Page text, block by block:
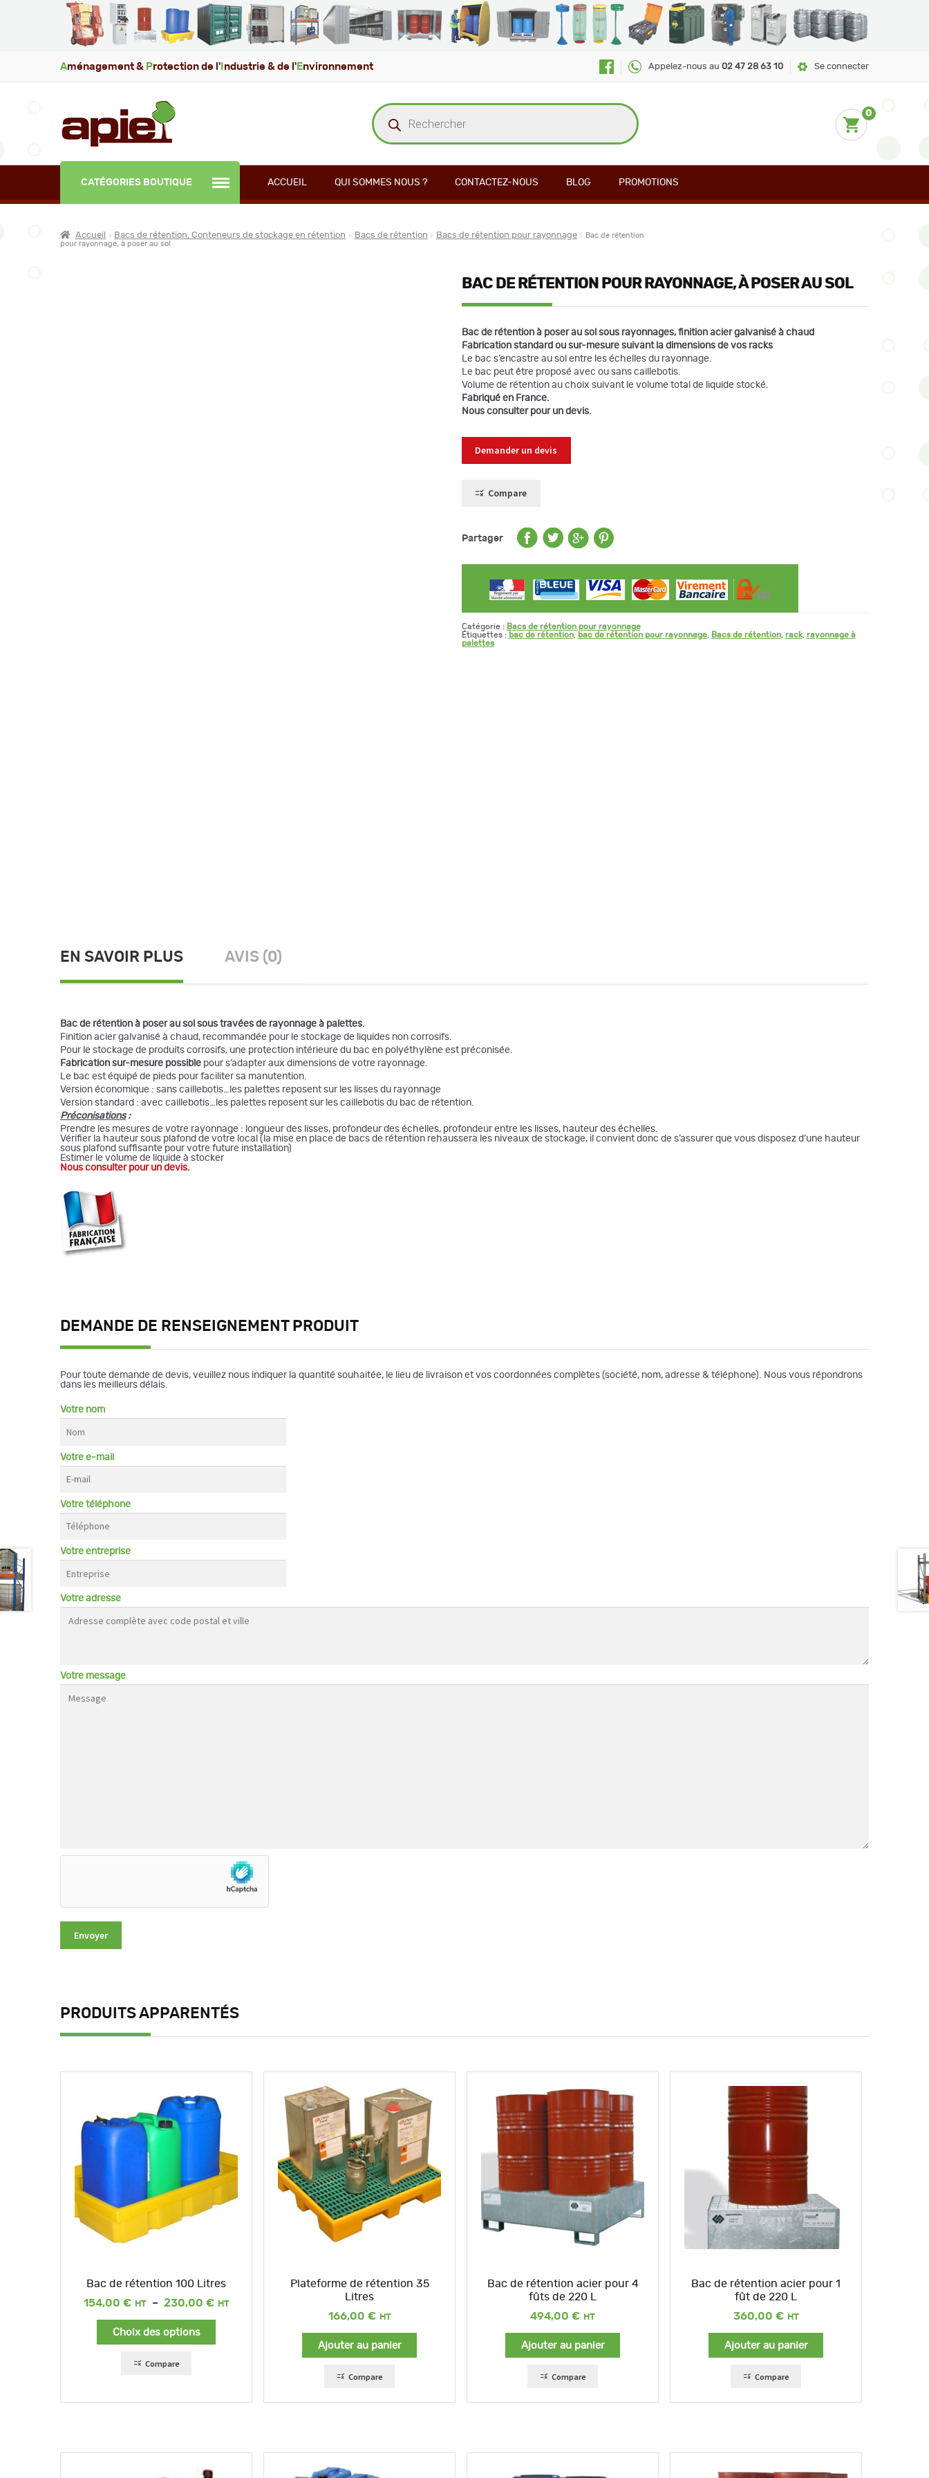
Aménagement & Protection de l' ndustrie & de l' Environnement Appelez-nous au 02 47 28 63 10 Se connecter
Recherche
de
produits
0
CATÉGORIES BOUTIQUE ACCUEIL QUI SOMMES NOUS ? CONTACTEZ-NOUS BLOG PROMOTIONS
Accueil Bacs de rétention, Conteneurs de stockage en rétention Bacs de rétention Bacs de rétention pour rayonnage
Bac de rétention
pour rayonnage, à poser au sol
BAC DE RÉTENTION POUR RAYONNAGE, À POSER AU SOL
Bac de rétention à poser au sol sous rayonnages, finition acier galvanisé à chaud
Fabrication standard ou sur-mesure suivant la dimensions de vos racks
Le bac s’encastre au sol entre les échelles du rayonnage.
Le bac peut être proposé avec ou sans caillebotis.
Volume de rétention au choix suivant le volume total de liquide stocké.
Fabriqué en France.
Nous consulter pour un devis.
Demander un devis
Compare
Partager
Catégorie : Bacs de rétention pour rayonnage
Étiquettes : bac de rétention, bac de rétention pour rayonnage, Bacs de rétention, rack, rayonnage à
palettes
EN SAVOIR PLUS AVIS (0)
Bac de rétention à poser au sol sous travées de rayonnage à palettes.
Finition acier galvanisé à chaud, recommandée pour le stockage de liquides non corrosifs.
Pour le stockage de produits corrosifs, une protection intérieure du bac en polyéthylène est préconisée.
Fabrication sur-mesure possible pour s’adapter aux dimensions de votre rayonnage.
Le bac est équipé de pieds pour faciliter sa manutention.
Version économique : sans caillebotis…les palettes reposent sur les lisses du rayonnage
Version standard : avec caillebotis…les palettes reposent sur les caillebotis du bac de rétention.
Préconisations:
Prendre les mesures de votre rayonnage : longueur des lisses, profondeur des échelles, profondeur entre les lisses, hauteur des échelles.
Vérifier la hauteur sous plafond de votre local (la mise en place de bacs de rétention rehaussera les niveaux de stockage, il convient donc de s’assurer que vous disposez d’une hauteur
sous plafond suffisante pour votre future installation)
Estimer le volume de liquide à stocker
Nous consulter pour un devis.
DEMANDE DE RENSEIGNEMENT PRODUIT
Pour toute demande de devis, veuillez nous indiquer la quantité souhaitée, le lieu de livraison et vos coordonnées complètes (société, nom, adresse & téléphone). Nous vous répondrons
dans les meilleurs délais.
Votre nom
Votre e-mail
Votre téléphone
Votre entreprise
Votre adresse
Votre message
PRODUITS APPARENTÉS
Bac de rétention 100 Litres
154,00 € – 230,00 €
Plage
Choix des options
Compare
Plateforme de rétention 35
Litres
166,00 €
Ajouter au panier
Compare
Bac de rétention acier pour 4
fûts de 220 L
494,00 €
Ajouter au panier
Compare
Bac de rétention acier pour 1
fût de 220 L
360,00 €
Ajouter au panier
Compare